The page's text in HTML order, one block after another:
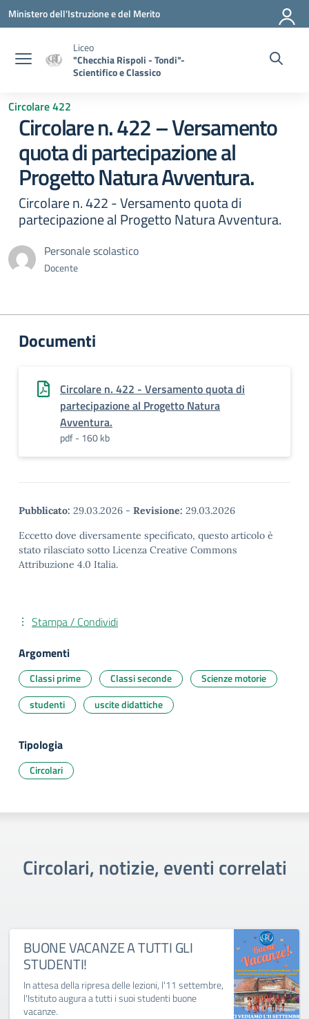
Vai ai contenuti
Vai al menu di navigazione
Vai al footer
Ministero dell'Istruzione e del Merito
Liceo
"Checchia Rispoli - Tondi"-
Scientifico e Classico
Circolare 422
Circolare n. 422 – Versamento
quota di partecipazione al
Progetto Natura Avventura.
Circolare n. 422 - Versamento quota di
partecipazione al Progetto Natura Avventura.
Personale scolastico
Docente
Documenti
Circolare n. 422 - Versamento quota di
partecipazione al Progetto Natura
Avventura.
pdf - 160 kb
Pubblicato: 29.03.2026 - Revisione: 29.03.2026
Eccetto dove diversamente specificato, questo articolo è
stato rilasciato sotto Licenza Creative Commons
Attribuzione 4.0 Italia.
Stampa / Condividi
Argomenti
Classi prime Classi seconde
Scienze motorie
studenti
uscite didattiche
Tipologia
Circolari
Circolari, notizie, eventi correlati
BUONE VACANZE A TUTTI GLI
STUDENTI!
In attesa della ripresa delle lezioni, l'11 settembre,
l'Istituto augura a tutti i suoi studenti buone
vacanze.